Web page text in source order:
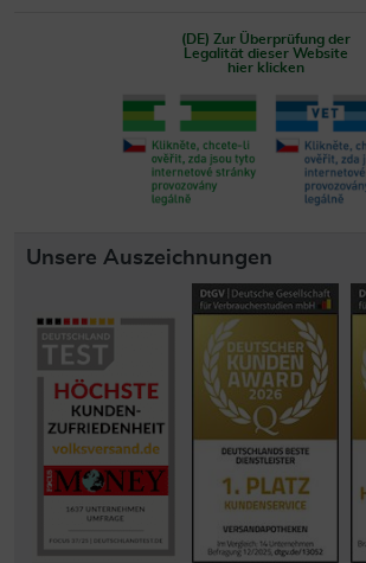
(DE) Zur Überprüfung der
Legalität dieser Website
hier klicken
Unsere Auszeichnungen